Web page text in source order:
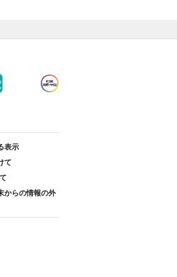
表示
て
からの情報の外